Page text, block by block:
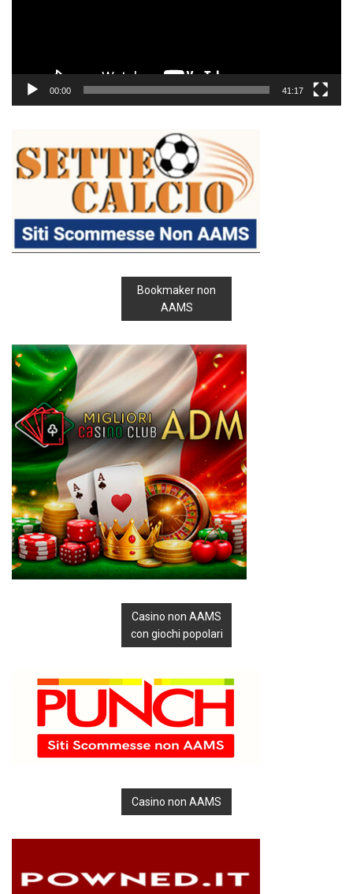
00:00 41:17
Bookmaker non
AAMS
Casino non AAMS
con giochi popolari
Casino non AAMS